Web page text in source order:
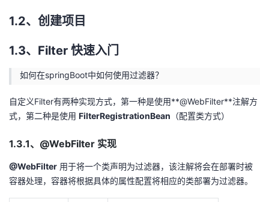
者
学
的
我
持
技
的
1.2、创建项目
1.3、Filter 快速入门
如何在springBoot中如何使用过滤器？
自定义Filter有两种实现方式，第一种是使用**@WebFilter**注解方
式，第二种是使用 FilterRegistrationBean （配置类方式）
1.3.1、@WebFilter 实现
@WebFilter 用于将一个类声明为过滤器，该注解将会在部署时被
容器处理，容器将根据具体的属性配置将相应的类部署为过滤器。